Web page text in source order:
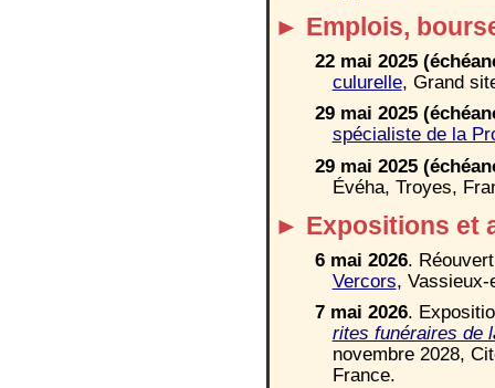
► Emplois,
22 mai 2025
culurelle, Grand
29 mai 2025
spécialiste de la
29 mai 2025
Évéha, Troyes,
► Expositions et
6 mai 2026.
Vercors, Vassieux-
7 mai 2026.
rites funéraires de
novembre 2028,
France.